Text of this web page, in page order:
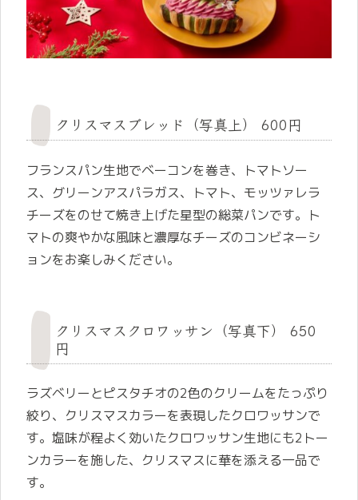
クリスマスブレッド（写真上） 600円
フランスパン生地でベーコンを巻き、トマトソー
ス、グリーンアスパラガス、トマト、モッツァレラ
チーズをのせて焼き上げた星型の総菜パンです。ト
マトの爽やかな風味と濃厚なチーズのコンビネーシ
ョンをお楽しみください。
クリスマスクロワッサン（写真下） 650
円
ラズベリーとピスタチオの2色のクリームをたっぷり
絞り、クリスマスカラーを表現したクロワッサンで
す。塩味が程よく効いたクロワッサン生地にも2トー
ンカラーを施した、クリスマスに華を添える一品で
す。